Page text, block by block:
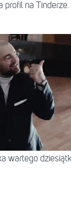
profil na Tinderze.
wartego